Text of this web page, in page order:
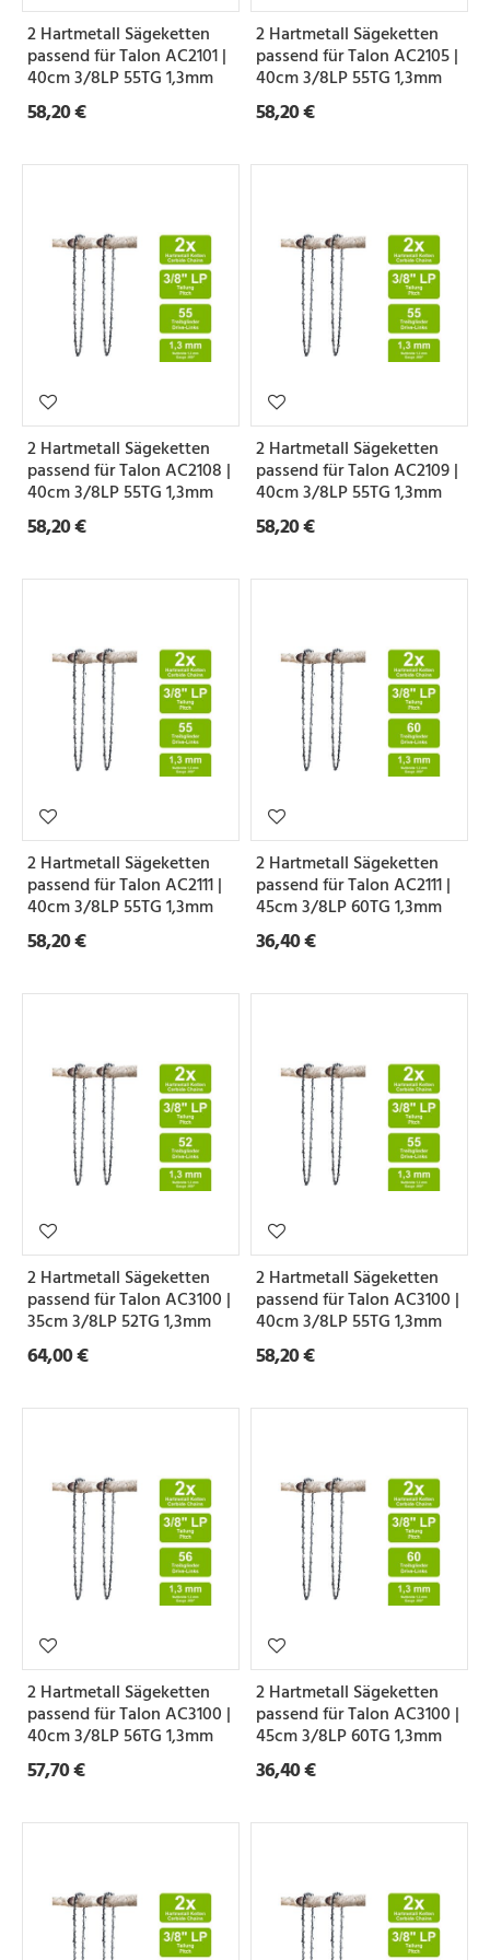
2 Hartmetall Sägeketten
passend für Talon AC2101 |
40cm 3/8LP 55TG 1,3mm
58,20 €
2 Hartmetall Sägeketten
passend für Talon AC2105 |
40cm 3/8LP 55TG 1,3mm
58,20 €
2 Hartmetall Sägeketten
passend für Talon AC2108 |
40cm 3/8LP 55TG 1,3mm
58,20 €
2 Hartmetall Sägeketten
passend für Talon AC2109 |
40cm 3/8LP 55TG 1,3mm
58,20 €
2 Hartmetall Sägeketten
passend für Talon AC2111 |
40cm 3/8LP 55TG 1,3mm
58,20 €
2 Hartmetall Sägeketten
passend für Talon AC2111 |
45cm 3/8LP 60TG 1,3mm
36,40 €
2 Hartmetall Sägeketten
passend für Talon AC3100 |
35cm 3/8LP 52TG 1,3mm
64,00 €
2 Hartmetall Sägeketten
passend für Talon AC3100 |
40cm 3/8LP 55TG 1,3mm
58,20 €
2 Hartmetall Sägeketten
passend für Talon AC3100 |
40cm 3/8LP 56TG 1,3mm
57,70 €
2 Hartmetall Sägeketten
passend für Talon AC3100 |
45cm 3/8LP 60TG 1,3mm
36,40 €
i
l
u
N
u
b
i
t
e
Z
h
n
o
S